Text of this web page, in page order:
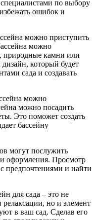
специалистами по выбору
ошибок и
можно приступить
можно
природные камни или
который будет
сада и создавать
можно
можно посадить
Это поможет создать
бассейну
могут послужить
оформления. Просмотр
предпочтениями и найти
для сада – это не
релаксации, но и элемент
в ваш сад. Сделав его